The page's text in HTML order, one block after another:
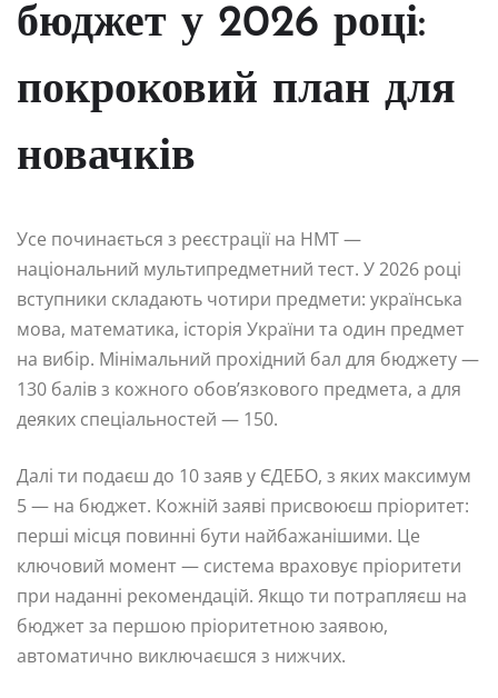
бюджет у 2026 році:
покроковий план для
новачків
Усе починається з реєстрації на НМТ —
національний мультипредметний тест. У 2026 році
вступники складають чотири предмети: українська
мова, математика, історія України та один предмет
на вибір. Мінімальний прохідний бал для бюджету —
130 балів з кожного обов’язкового предмета, а для
деяких спеціальностей — 150.
Далі ти подаєш до 10 заяв у ЄДЕБО, з яких максимум
5 — на бюджет. Кожній заяві присвоюєш пріоритет:
перші місця повинні бути найбажанішими. Це
ключовий момент — система враховує пріоритети
при наданні рекомендацій. Якщо ти потрапляєш на
бюджет за першою пріоритетною заявою,
автоматично виключаєшся з нижчих.